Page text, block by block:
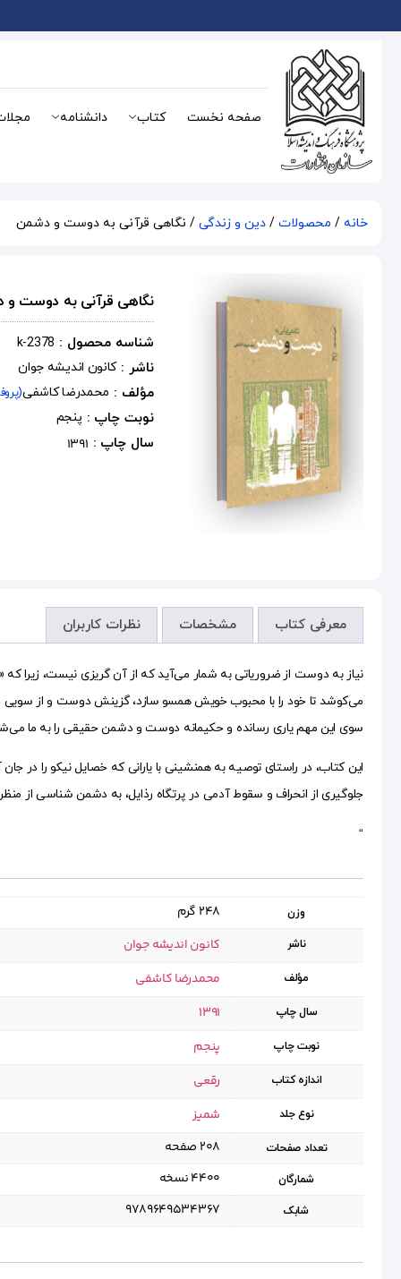
صفحه نخست کتاب دانشنامه
خانه / محصولات / دین و زندگی / نگاهی قرآنی به دوست و دشمن
نگاهی قرآنی به دوست
شناسه محصول : k-2378
ناشر : کانون اندیشه جوان
مؤلف : محمدرضا کاشفی
نوبت چاپ : پنجم
سال چاپ : 1391
معرفی کتاب مشخصات نظرات کاربران
نیاز به دوست از ضروریاتی به شمار می‌آید که از آن گریزی نیست،
می‌کوشد تا خود را با محبوب خویش همسو سازد، گزینش دوست و از سویی
سوی این مهم یاری رسانده و حکیمانه دوست و دشمن حقیقی را به ما
این کتاب، در راستای توصیه به همنشینی با یارانی که خصایل نیکو را در
جلوگیری از انحراف و سقوط آدمی در پرتگاه رذایل، به دشمن شناسی از
“
وزن 248 گرم
ناشر کانون اندیشه جوان
مؤلف محمدرضا کاشفی
سال چاپ 1391
نوبت چاپ پنجم
اندازه کتاب رقعی
نوع جلد شمیز
تعداد صفحات ۲۰۸ صفحه
شمارگان ۴۴۰۰ نسخه
شابک 9789649534367